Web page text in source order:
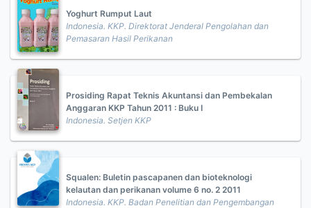
Yoghurt Rumput Laut
Indonesia. KKP. Direktorat Jenderal Pengolahan dan
Pemasaran Hasil Perikanan
Prosiding Rapat Teknis Akuntansi dan Pembekalan
Anggaran KKP Tahun 2011 : Buku I
Indonesia. Setjen KKP
Squalen: Buletin pascapanen dan bioteknologi
kelautan dan perikanan volume 6 no. 2 2011
Indonesia. KKP. Badan Penelitian dan Pengembangan